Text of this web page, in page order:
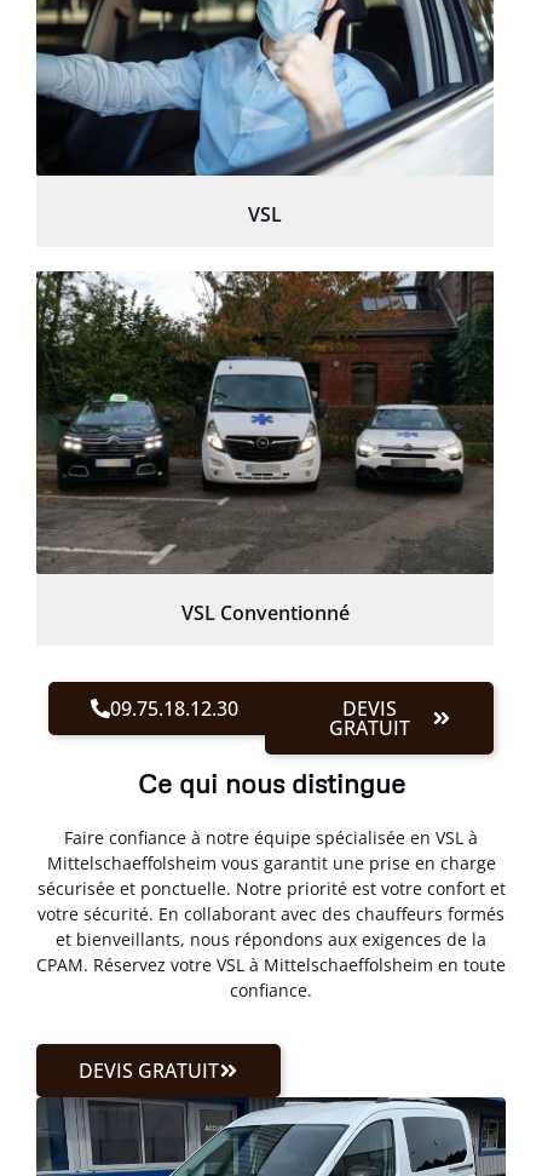
VSL
VSL Conventionné
09.75.18.12.30 DEVIS
GRATUIT
Ce qui nous distingue
Faire confiance à notre équipe spécialisée en VSL à
Mittelschaeffolsheim vous garantit une prise en charge
sécurisée et ponctuelle. Notre priorité est votre confort et
votre sécurité. En collaborant avec des chauffeurs formés
et bienveillants, nous répondons aux exigences de la
CPAM. Réservez votre VSL à Mittelschaeffolsheim en toute
confiance.
DEVIS GRATUIT